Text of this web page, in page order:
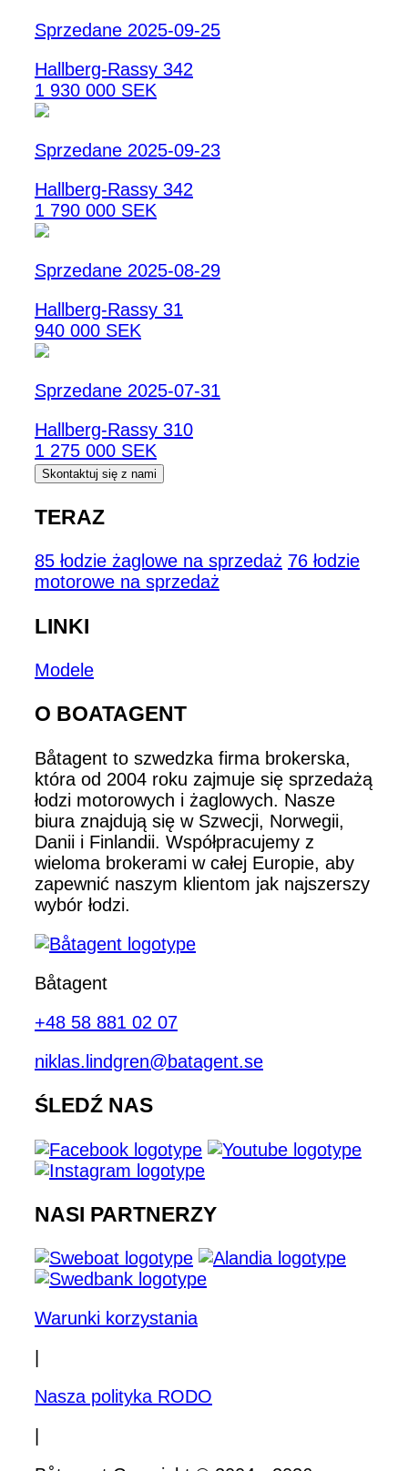
Sprzedane 2025-09-25
Hallberg-Rassy 342
1 930 000 SEK
Sprzedane 2025-09-23
Hallberg-Rassy 342
1 790 000 SEK
Sprzedane 2025-08-29
Hallberg-Rassy 31
940 000 SEK
Sprzedane 2025-07-31
Hallberg-Rassy 310
1 275 000 SEK
Skontaktuj się z nami
TERAZ
85 łodzie żaglowe na sprzedaż 76 łodzie
motorowe na sprzedaż
LINKI
Modele
O BOATAGENT
Båtagent to szwedzka firma brokerska,
która od 2004 roku zajmuje się sprzedażą
łodzi motorowych i żaglowych. Nasze
biura znajdują się w Szwecji, Norwegii,
Danii i Finlandii. Współpracujemy z
wieloma brokerami w całej Europie, aby
zapewnić naszym klientom jak najszerszy
wybór łodzi.
Båtagent
+48 58 881 02 07
niklas.lindgren@batagent.se
ŚLEDŹ NAS
NASI PARTNERZY
Warunki korzystania
Nasza polityka RODO